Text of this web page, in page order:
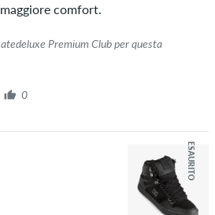
comfort.
Premium Club per questa
0
ESAURITO